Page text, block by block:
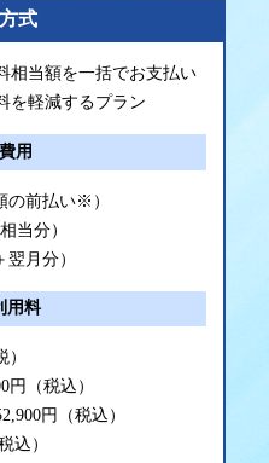
式
相当額を一括でお支払い
を軽減するプラン
用
の前払い※）
当分）
月分）
用料
円（税込）
円（税込）
込）